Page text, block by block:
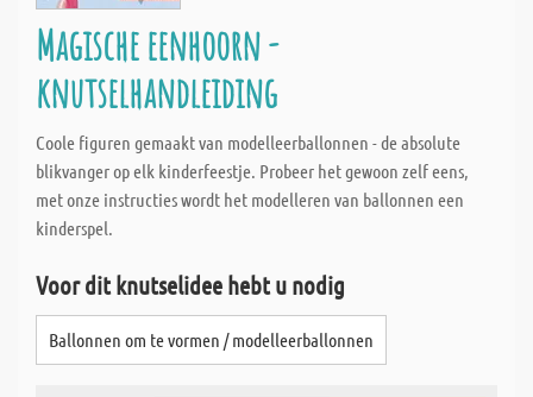
Magische eenhoorn -
knutselhandleiding
Coole figuren gemaakt van modelleerballonnen - de absolute
blikvanger op elk kinderfeestje. Probeer het gewoon zelf eens,
met onze instructies wordt het modelleren van ballonnen een
kinderspel.
Voor dit knutselidee hebt u nodig
Ballonnen om te vormen / modelleerballonnen